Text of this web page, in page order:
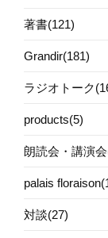
著書(121)
Grandir(181)
ラジオトーク
products(5)
朗読会・講演
palais
対談(27)